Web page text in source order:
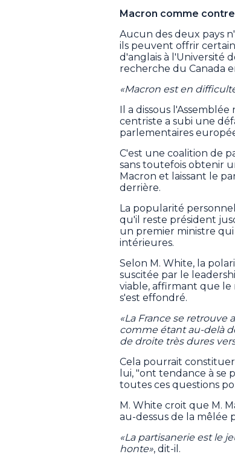
Macron comme
Aucun des deux pays
ils peuvent offrir
d'anglais à l'Université
recherche du Canada
«Macron est en
Il a dissous
centriste a subi une
parlementaires
C'est une coalition de
sans toutefois obtenir
Macron et laissant le
derrière.
La popularité
qu'il reste président
un premier ministre
intérieures.
Selon M. White, la
suscitée par le
viable, affirmant que
s'est effondré.
«La France se
comme étant au-delà
de droite très dures
Cela pourrait
lui, "ont tendance à
toutes ces questions
M. White croit que M.
au-dessus de la mêlée
«La partisanerie est le
honte», dit-il.